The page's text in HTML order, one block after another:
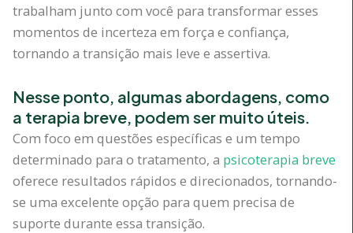
trabalham junto com você para transformar esses
momentos de incerteza em força e confiança,
tornando a transição mais leve e assertiva.
Nesse ponto, algumas abordagens, como
a terapia breve, podem ser muito úteis.
Com foco em questões específicas e um tempo
determinado para o tratamento, a psicoterapia breve
oferece resultados rápidos e direcionados, tornando-
se uma excelente opção para quem precisa de
suporte durante essa transição.